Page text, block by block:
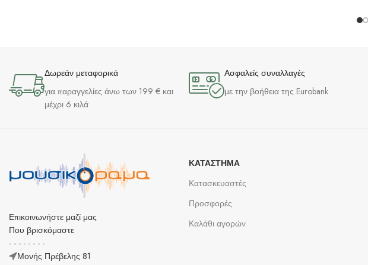
Δωρεάν μεταφορικά
για παραγγελίες άνω των 199 € και
μέχρι 6 κιλά
Ασφαλείς συναλλαγές
με την βοήθεια της Eurobank
Επικοινωνήστε μαζί μας
Που βρισκόμαστε
- - - - - - - -
Μονής Πρέβελης 81
ΚΑΤΆΣΤΗΜΑ
Κατασκευαστές
Προσφορές
Καλάθι αγορών